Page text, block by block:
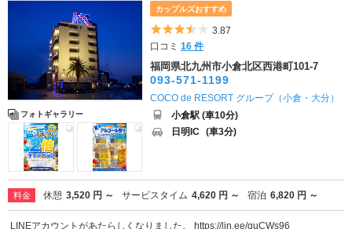
フォトギャラリー
カップルズおすすめ
5つ星のうち3.5
3.87
口コミ16 件
福岡県北九州市小倉北区西港町101-7
093-571-1199
COCO de RESORT グループ（小倉・大分）
小倉駅 (車10分)
日明IC (車3分)
料金 休憩 3,520 円 ～ サービスタイム 4,620 円 ～ 宿泊 6,820 円 ～
LINEアカウントがあたらしくなりました。 https://lin.ee/guCWs96